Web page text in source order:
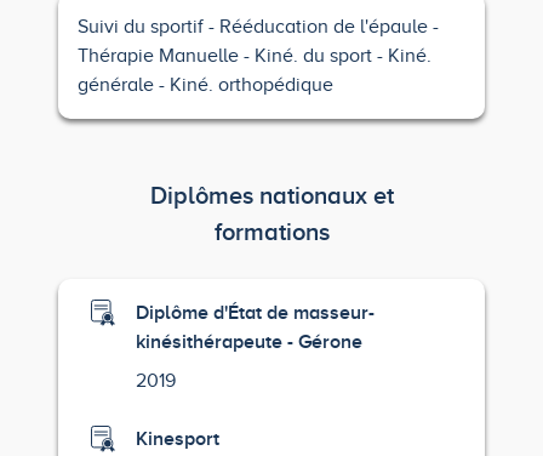
Suivi du sportif
Rééducation de l'épaule
Thérapie Manuelle
Kiné. du sport
Kiné.
générale
Kiné. orthopédique
Diplômes nationaux et
formations
Diplôme d'État de masseur-
kinésithérapeute - Gérone
2019
Kinesport